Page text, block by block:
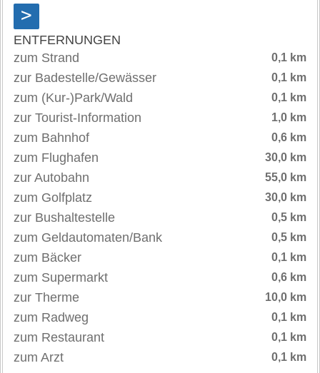
>
ENTFERNUNGEN
zum Strand
0,1 km
zur Badestelle/Gewässer 0,1 km
zum (Kur-)Park/Wald 0,1 km
zur Tourist-Information 1,0 km
zum Bahnhof 0,6 km
zum Flughafen 30,0 km
zur Autobahn 55,0 km
zum Golfplatz 30,0 km
zur Bushaltestelle 0,5 km
zum Geldautomaten/Bank 0,5 km
zum Bäcker 0,1 km
zum Supermarkt 0,6 km
zur Therme 10,0 km
zum Radweg 0,1 km
zum Restaurant 0,1 km
zum Arzt 0,1 km